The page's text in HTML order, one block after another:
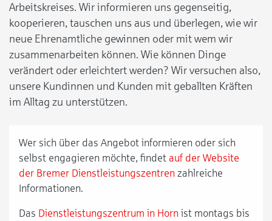
Arbeitskreises. Wir informieren uns gegenseitig,
kooperieren, tauschen uns aus und überlegen, wie wir
neue Ehrenamtliche gewinnen oder mit wem wir
zusammenarbeiten können. Wie können Dinge
verändert oder erleichtert werden? Wir versuchen also,
unsere Kundinnen und Kunden mit geballten Kräften
im Alltag zu unterstützen.
Wer sich über das Angebot informieren oder sich
selbst engagieren möchte, findet auf der Website
der Bremer Dienstleistungszentren zahlreiche
Informationen.
Das Dienstleistungszentrum in Horn ist montags bis